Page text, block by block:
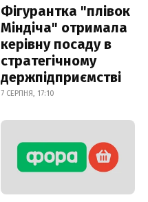
Фігурантка "плівок
Міндіча" отримала
керівну посаду в
стратегічному
держпідприємстві
7 СЕРПНЯ, 17:10